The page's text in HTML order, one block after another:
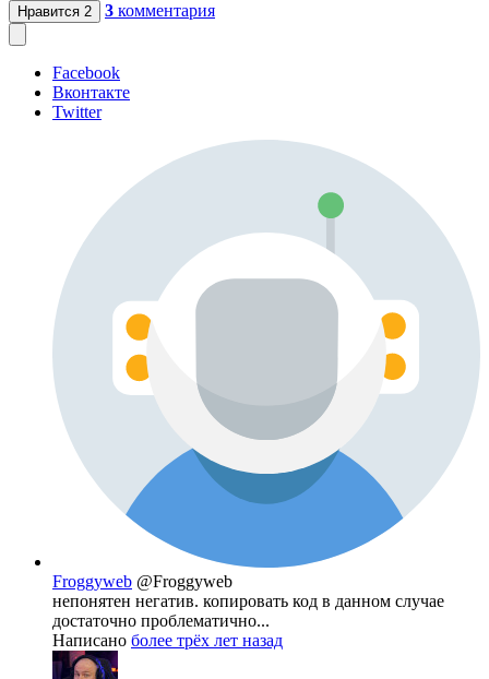
Нравится 2 3 комментария
Facebook
Вконтакте
Twitter
Froggyweb @Froggyweb
непонятен негатив. копировать код в данном случае
достаточно проблематично...
Написано более трёх лет назад